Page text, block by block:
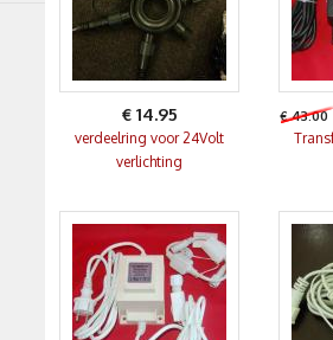
€ 14.95
verdeelring voor 24Volt
verlichting
€ 43.00